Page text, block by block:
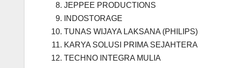
JEPPEE PRODUCTIONS
INDOSTORAGE
TUNAS WIJAYA LAKSANA (PHILIPS)
KARYA SOLUSI PRIMA SEJAHTERA
TECHNO INTEGRA MULIA